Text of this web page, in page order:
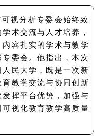
视分析专委会始终致
术交流与人才培养，
容扎实的学术与教学
委会。他指出，本次
民大学，既是一次新
教学交流与协同创新
挥平台优势，加强与
视化教育教学高质量